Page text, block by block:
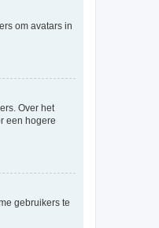
om avatars in
Over het
een hogere
gebruikers te